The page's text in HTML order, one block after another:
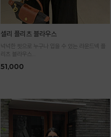
셀리 플리츠 블라우스
넉넉한 핏으로 누구나 입을 수 있는 라운드넥 플
리츠 블라우스
51,000